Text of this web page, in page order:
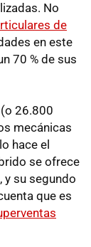
No
de
en este
70 % de sus
26.800
mecánicas
hace el
se ofrece
su segundo
que es